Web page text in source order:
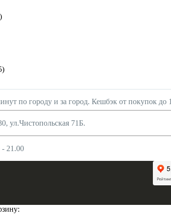
по городу и за город. Кешбэк от покупок
ул.Чистопольская 71Б.
21.00